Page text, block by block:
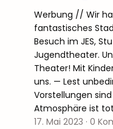
Werbung // Wir
fantastisches
Besuch im JES,
Jugendtheater.
Theater! Mit
uns. — Lest
Vorstellungen
Atmosphäre ist
17. Mai 2023 · 0